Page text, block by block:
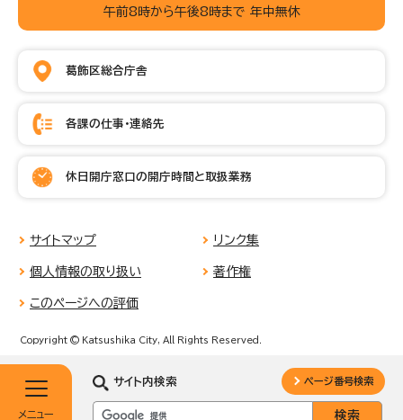
メニュー
サイト内検索 ページ番号検索
午前8時から午後8時まで 年中無休
葛飾区総合庁舎
各課の仕事・連絡先
休日開庁窓口の開庁時間と取扱業務
サイトマップ リンク集
個人情報の取り扱い 著作権
このページへの評価
Copyright © Katsushika City, All Rights Reserved.